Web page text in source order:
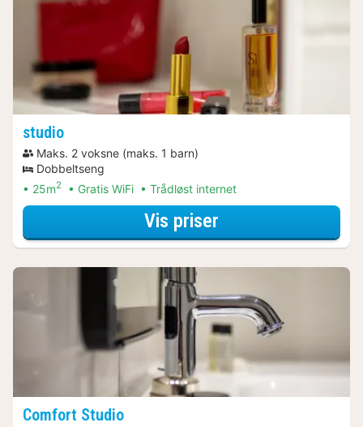
studio
Maks. 2 voksne (maks. 1 barn)
Dobbeltseng
25m2 Gratis WiFi Trådløst internet
Vis priser
Comfort Studio